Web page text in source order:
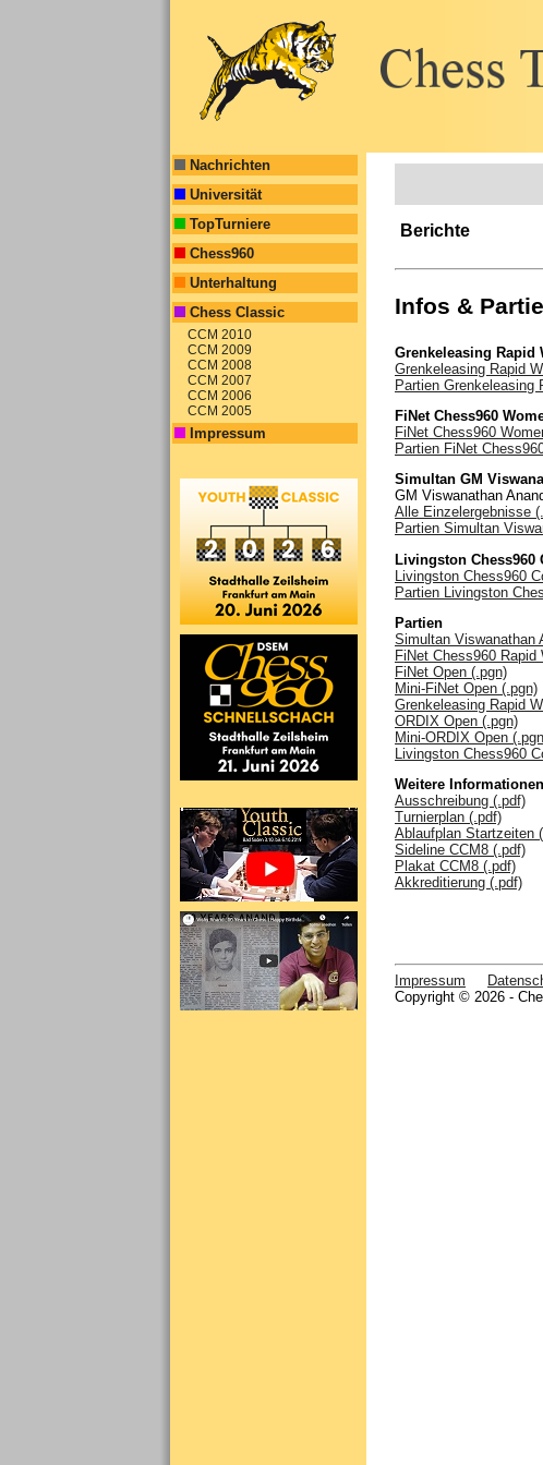
Nachrichten
Universität
TopTurniere
Chess960
Unterhaltung
Chess Classic
CCM 2010
CCM 2009
CCM 2008
CCM 2007
CCM 2006
CCM 2005
Impressum
Berichte
Infos &
Grenkeleasing
Grenkeleasing Rapid
Partien Grenkeleasing
FiNet Chess960
FiNet Chess960
Partien FiNet
Simultan GM
GM Viswanathan
Alle Einzelergebnisse
Partien Simultan
Livingston Chess960
Livingston Chess960
Partien Livingston
Partien
Simultan Viswanathan
FiNet Chess960 Rapid
FiNet Open (.pgn)
Mini-FiNet Open (.pgn)
Grenkeleasing Rapid
ORDIX Open (.pgn)
Mini-ORDIX Open
Livingston Chess960
Weitere Informationen
Ausschreibung (.pdf)
Turnierplan (.pdf)
Ablaufplan Startzeiten
Sideline CCM8 (.pdf)
Plakat CCM8 (.pdf)
Akkreditierung (.pdf)
Impressum
Copyright © 2026 -